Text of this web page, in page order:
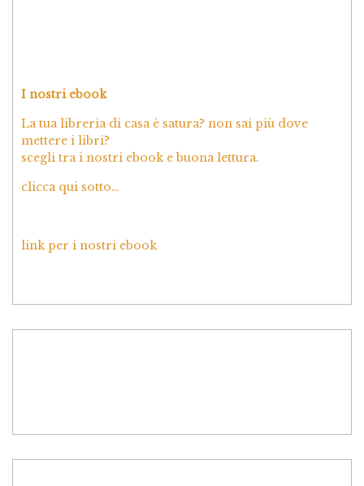
I nostri ebook
La tua libreria di casa è satura? non sai più dove
mettere i libri?
scegli tra i nostri ebook e buona lettura.
clicca qui sotto…
link per i nostri ebook